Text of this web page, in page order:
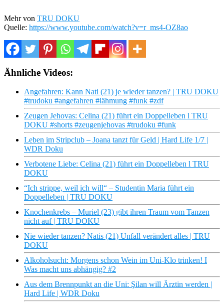
Mehr von TRU DOKU
Quelle: https://www.youtube.com/watch?v=r_ms4-OZ8ao
Ähnliche Videos:
Angefahren: Kann Nati (21) je wieder tanzen? | TRU DOKU
#trudoku #angefahren #lähmung #funk #zdf
Zeugen Jehovas: Celina (21) führt ein Doppelleben l TRU
DOKU #shorts #zeugenjehovas #trudoku #funk
Leben im Stripclub – Joana tanzt für Geld | Hard Life 1/7 |
WDR Doku
Verbotene Liebe: Celina (21) führt ein Doppelleben l TRU
DOKU
“Ich strippe, weil ich will“ – Studentin Maria führt ein
Doppelleben | TRU DOKU
Knochenkrebs – Muriel (23) gibt ihren Traum vom Tanzen
nicht auf | TRU DOKU
Nie wieder tanzen? Natis (21) Unfall verändert alles | TRU
DOKU
Alkoholsucht: Morgens schon Wein im Uni-Klo trinken! I
Was macht uns abhängig? #2
Aus dem Brennpunkt an die Uni: Şilan will Ärztin werden |
Hard Life | WDR Doku